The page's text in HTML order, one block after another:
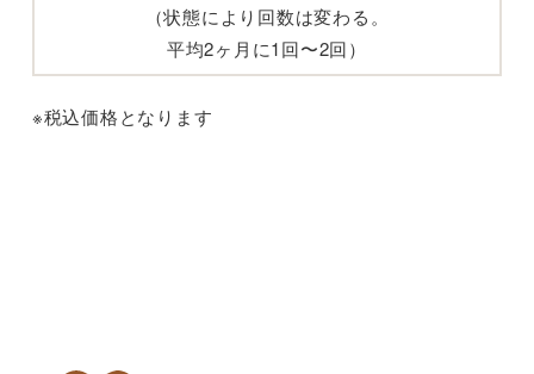
（状態により回数は変わる。
平均2ヶ月に1回〜2回）
※税込価格となります